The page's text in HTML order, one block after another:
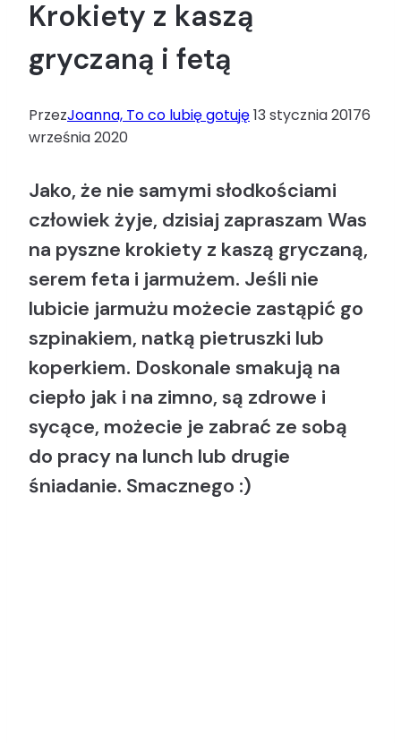
Krokiety z kaszą
gryczaną i fetą
PrzezJoanna, To co lubię gotuję13 stycznia 20176
września 2020
Jako, że nie samymi słodkościami
człowiek żyje, dzisiaj zapraszam Was
na pyszne krokiety z kaszą gryczaną,
serem feta i jarmużem. Jeśli nie
lubicie jarmużu możecie zastąpić go
szpinakiem, natką pietruszki lub
koperkiem. Doskonale smakują na
ciepło jak i na zimno, są zdrowe i
sycące, możecie je zabrać ze sobą
do pracy na lunch lub drugie
śniadanie. Smacznego :)